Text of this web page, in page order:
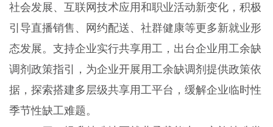
社会发展、互联网技术应用和职业活动新变化，积极
引导直播销售、网约配送、社群健康等更多新就业形
态发展。支持企业实行共享用工，出台企业用工余缺
调剂政策指引，为企业开展用工余缺调剂提供政策依
据，探索搭建多层级共享用工平台，缓解企业临时性
季节性缺工难题。